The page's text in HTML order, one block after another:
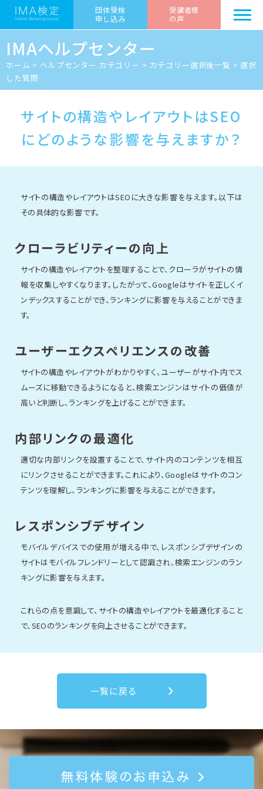
団体受検
申し込み
受講者様
の声
IMAヘルプセンター
ホーム > ヘルプセンター カテゴリー > カテゴリー選択後一覧 >選択
した質問
サイトの構造やレイアウトはSEO
にどのような影響を与えますか？
サイトの構造やレイアウトはSEOに大きな影響を与えます。以下は
その具体的な影響です。
クローラビリティーの向上
サイトの構造やレイアウトを整理することで、クローラがサイトの情
報を収集しやすくなります。したがって、Googleはサイトを正しくイ
ンデックスすることができ、ランキングに影響を与えることができま
す。
ユーザーエクスペリエンスの改善
サイトの構造やレイアウトがわかりやすく、ユーザーがサイト内でス
ムーズに移動できるようになると、検索エンジンはサイトの価値が
高いと判断し、ランキングを上げることができます。
内部リンクの最適化
適切な内部リンクを設置することで、サイト内のコンテンツを相互
にリンクさせることができます。これにより、Googleはサイトのコン
テンツを理解し、ランキングに影響を与えることができます。
レスポンシブデザイン
モバイルデバイスでの使用が増える中で、レスポンシブデザインの
サイトはモバイルフレンドリーとして認識され、検索エンジンのラン
キングに影響を与えます。
これらの点を意識して、サイトの構造やレイアウトを最適化すること
で、SEOのランキングを向上させることができます。
一覧に戻る